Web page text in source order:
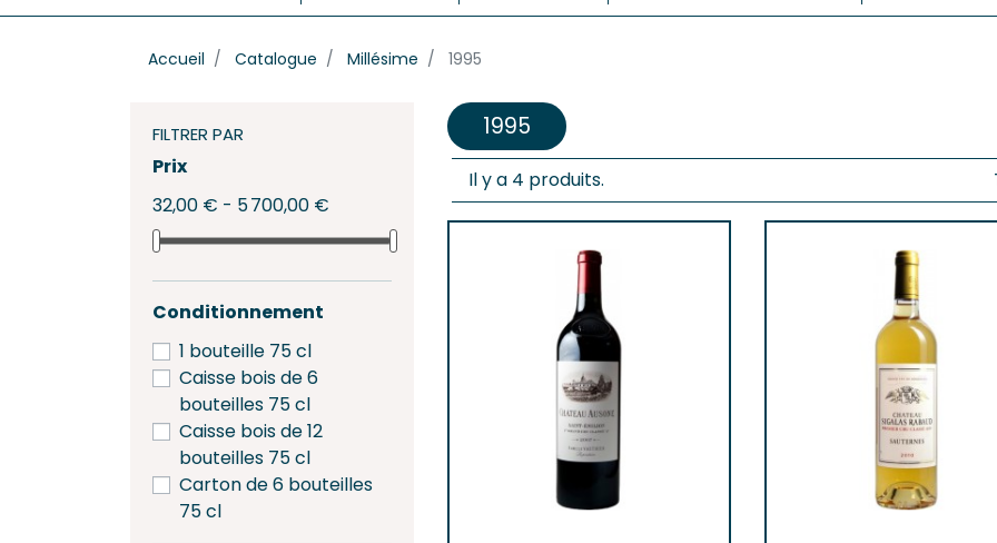
Listrac-Médoc
Margaux
Médoc
Moulis
GRAVES & PESSAC-LÉOGNAN
Pessac-Léognan
SAINT EMILION, POMEROL ET SATELLITES
Lalande-De-Pomerol
Bordeaux
Cadillac-
Côtes-
Crémant
Francs-
Barsac
Sauternes
Accueil Catalogue Millésime 1995
FILTRER PAR
Prix
32,00 € - 5 700,00 €
Conditionnement
1 bouteille 75 cl
Caisse bois de 6
bouteilles 75 cl
Caisse bois de 12
bouteilles 75 cl
Carton de 6 bouteilles
75 cl
1995
Il y a 4 produits.